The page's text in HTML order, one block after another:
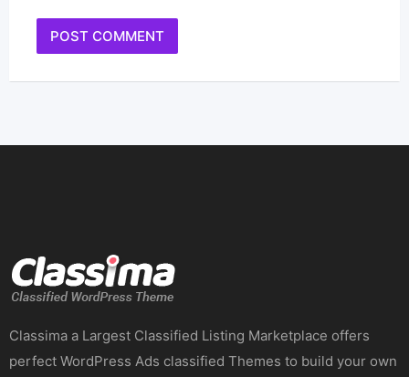
Classima a Largest Classified Listing Marketplace offers
perfect WordPress Ads classified Themes to build your own